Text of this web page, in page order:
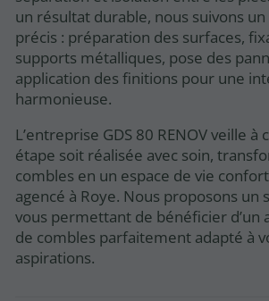
un résultat durable, nous suivons
précis : préparation des surfaces,
supports métalliques, pose des
application des finitions pour une
harmonieuse.
L’entreprise GDS 80 RENOV veille à
étape soit réalisée avec soin,
combles en un espace de vie
agencé à Roye. Nous proposons un
vous permettant de bénéficier d’un
de combles parfaitement adapté à
aspirations.